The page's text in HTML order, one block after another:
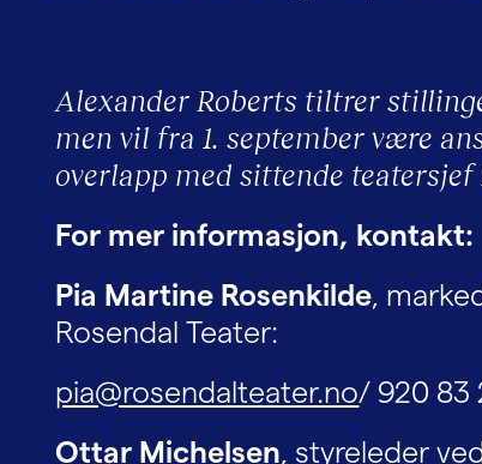
Alexander Roberts tiltrer
men vil fra 1. september være
overlapp med sittende teatersjef
For mer informasjon, kontakt:
Pia Martine Rosenkilde ,
Rosendal Teater:
pia@rosendalteater.no/ 920 83
Ottar Michelsen , styreleder